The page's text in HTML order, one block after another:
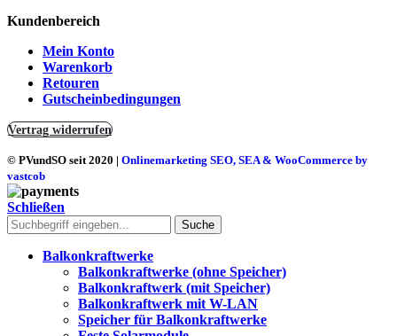
Kundenbereich
Mein Konto
Warenkorb
Retouren
Gutscheinbedingungen
Vertrag widerrufen
© PVundSO seit 2020 | Onlinemarketing SEO, SEA & WooCommerce by
vastcob
Schließen
Suche
Balkonkraftwerke
Balkonkraftwerke (ohne Speicher)
Balkonkraftwerk (mit Speicher)
Balkonkraftwerk mit W-LAN
Speicher für Balkonkraftwerke